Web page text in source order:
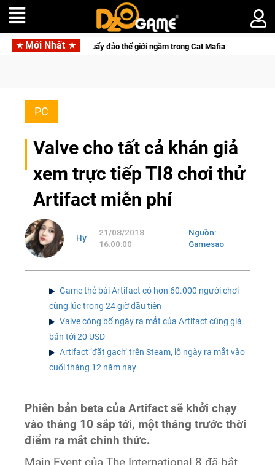
Mới Nhất
ca Mèo" khuấy đảo thế giới ngầm trong Cat Mafia
PC
Valve cho tất cả khán giả
xem trực tiếp TI8 chơi thử
Artifact miễn phí
Hy
21/08/2018
16:00:00
Nguồn:
Gamesao
Game thẻ bài Artifact có hơn 60.000 người chơi
cùng lúc trong 24 giờ đầu tiên
Valve công bố ngày ra mắt của Artifact cùng giá
bán tới 20 USD
Artifact ‘đặt gạch’ trên Steam, lộ ngày ra mắt vào
cuối tháng 12 năm nay
Phiên bản beta của Artifact sẽ khởi chạy
vào tháng 10 sắp tới, một tháng trước thời
điểm ra mắt chính thức.